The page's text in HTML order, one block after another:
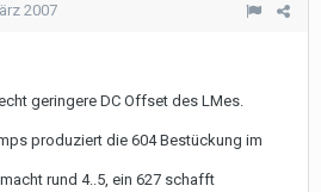
2007
geringere DC Offset des LMes.
produziert die 604 Bestückung im
rund 4..5, ein 627 schafft